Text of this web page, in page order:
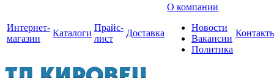
Интернет-
магазин
Каталоги
Прайс-
лист
Доставка
О компании
Новости
Вакансии
Политика